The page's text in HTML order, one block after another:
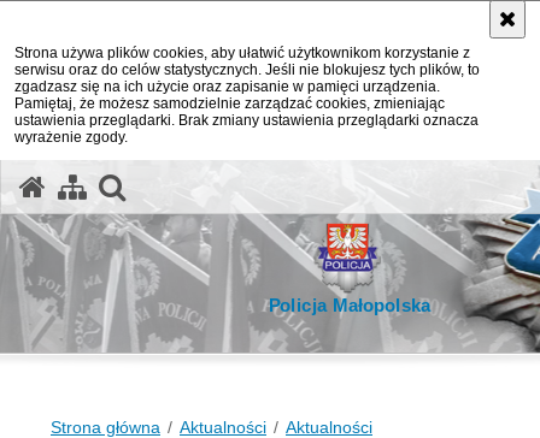
Strona używa plików cookies, aby ułatwić użytkownikom korzystanie z
serwisu oraz do celów statystycznych. Jeśli nie blokujesz tych plików, to
zgadzasz się na ich użycie oraz zapisanie w pamięci urządzenia.
Pamiętaj, że możesz samodzielnie zarządzać cookies, zmieniając
ustawienia przeglądarki. Brak zmiany ustawienia przeglądarki oznacza
wyrażenie zgody.
Policja Małopolska
Strona główna Aktualności Aktualności